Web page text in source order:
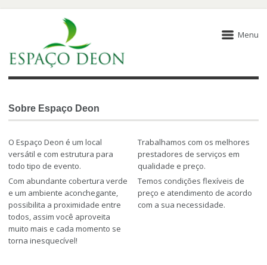
Menu
Sobre Espaço Deon
O Espaço Deon é um local
versátil e com estrutura para
todo tipo de evento.
Com abundante cobertura verde
e um ambiente aconchegante,
possibilita a proximidade entre
todos, assim você aproveita
muito mais e cada momento se
torna inesquecível!
Trabalhamos com os melhores
prestadores de serviços em
qualidade e preço.
Temos condições flexíveis de
preço e atendimento de acordo
com a sua necessidade.